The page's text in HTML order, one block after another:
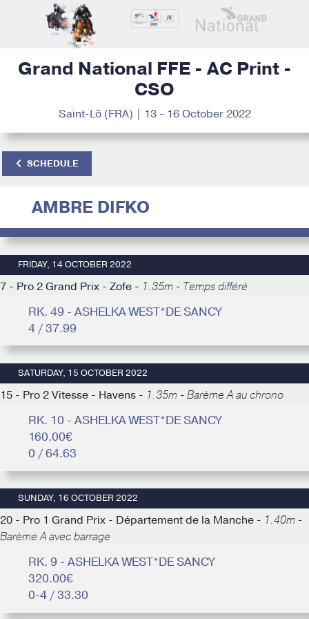
Grand National FFE - AC Print -
CSO
Saint-Lô (FRA) | 13 - 16 October 2022
SCHEDULE
AMBRE DIFKO
FRIDAY, 14 OCTOBER 2022
7 - Pro 2 Grand Prix - Zofe - 1.35m - Temps différé
RK. 49 - ASHELKA WEST*DE SANCY
4 / 37.99
SATURDAY, 15 OCTOBER 2022
15 - Pro 2 Vitesse - Havens - 1.35m - Barème A au chrono
RK. 10 - ASHELKA WEST*DE SANCY
160.00€
0 / 64.63
SUNDAY, 16 OCTOBER 2022
20 - Pro 1 Grand Prix - Département de la Manche - 1.40m -
Barème A avec barrage
RK. 9 - ASHELKA WEST*DE SANCY
320.00€
0-4 / 33.30